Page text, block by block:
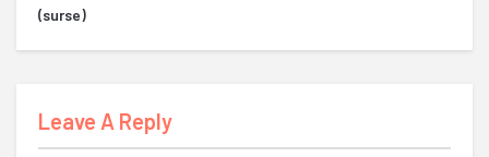
(surse)
Leave A Reply